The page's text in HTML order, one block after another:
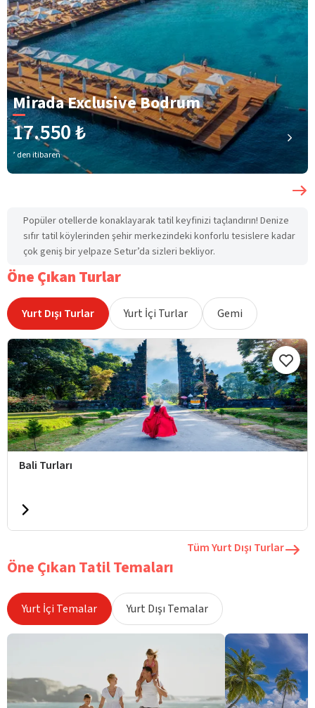
Mirada Exclusive Bodrum
17.550 ₺
’ den itibaren
Popüler otellerde konaklayarak tatil keyfinizi taçlandırın! Denize
sıfır tatil köylerinden şehir merkezindeki konforlu tesislere kadar
çok geniş bir yelpaze Setur’da sizleri bekliyor.
Öne Çıkan Turlar
Yurt Dışı Turlar Yurt İçi Turlar Gemi
Bali Turları
Tüm Yurt Dışı Turlar
Öne Çıkan Tatil Temaları
Yurt İçi Temalar Yurt Dışı Temalar